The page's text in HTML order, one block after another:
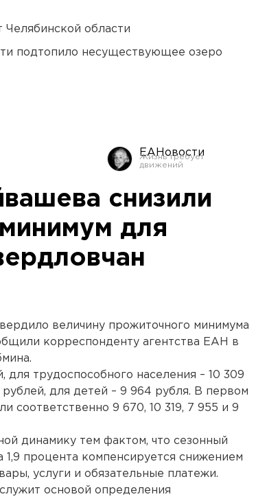
Челябинской области
подтопило несуществующее озеро
ЕАНовости
снизили
для
величину прожиточного минимума
корреспонденту агентства ЕАН в
для трудоспособного населения – 10 309
для детей – 9 964 рубля. В первом
соответственно 9 670, 10 319, 7 955 и 9
динамику тем фактом, что сезонный
процента компенсируется снижением
услуги и обязательные платежи.
основой определения